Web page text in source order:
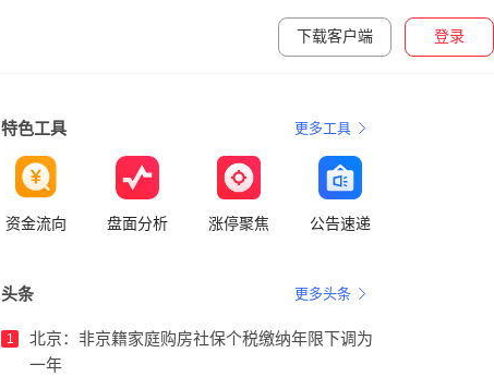
下载客户端 登录
特色工具 更多工具
资金流向 盘面分析 涨停聚焦 公告速递
头条 更多头条
1
北京：非京籍家庭购房社保个税缴纳年限下调为
一年